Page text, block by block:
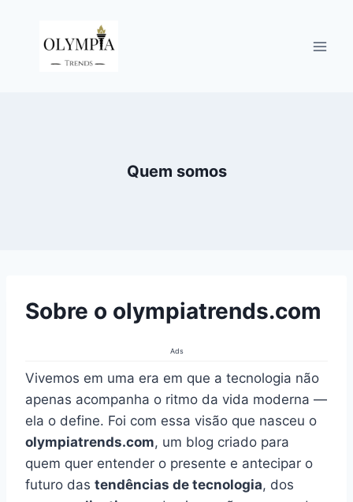
Quem somos
Sobre o olympiatrends.com
Ads
Vivemos em uma era em que a tecnologia não
apenas acompanha o ritmo da vida moderna —
ela o define. Foi com essa visão que nasceu o
olympiatrends.com, um blog criado para
quem quer entender o presente e antecipar o
futuro das tendências de tecnologia, dos